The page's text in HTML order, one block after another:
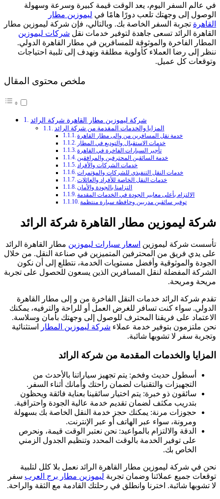
في عالم السفر اليوم، يعد الوقت قيمة كبيرة وسرعة وسهولة
الوصول إلى وجهتك تلعب دورًا هامًا في ليموزين مطار
القاهرة تجربة السفر الخاصة بك. وبالتالي، فإن شركة ليموزين مطار
القاهرة الرائد تسعى جاهدة لتوفير خدمات نقل شركات ليموزين
المطار الفاخرة والموثوقة للمسافرين في مطار القاهرة الدولي.
ننظر إلى رضا العملاء كأولوية مطلقة ونهدف إلى تلبية احتياجات
وتوقعات كل عميل.
ملخص محتوى المقال
شركة ليموزين مطار القاهرة شركة الرائد
المزايا والخدمات المقدمة من شركة الرائد
خدمة نقل المسافرين من وإلى مطار القاهرة
خدمات الاستقبال والتوديع في المطار
تأجير السيارات الفاخرة في القاهرة
خدمة السائقين المحترفين والمرافقين
خدمات الشركات والأفراد
خدمات النقل التنفيذي للشركات والمؤتمرات
خدمات النقل الخاصة للأفراد والعائلات
التزامنا بالجودة والأمان
الالتزام بأعلى معايير الجودة في الخدمات المقدمة
توفير سائقين مدربين وحافظة سيارة منتظمة
شركة ليموزين مطار القاهرة شركة الرائد
تأسست شركة ليموزين اسعار سيارات ليموزين مطار القاهرة الرائد
على يدي فريق من المحترفين المتميزين في صناعة النقل. من خلال
الجودة والموثوقية وأفضل مستويات الخدمة، نتطلع إلى أن نكون
الشركة المفضلة لنقل المسافرين الذين يسعون للحصول على تجربة
مريحة ومريحة.
تقدم شركة الرائد خدمات النقل الفاخرة من و إلى مطار القاهرة
الدولي. سواء كنت تسافر للغرض العمل أو للراحة والترفيه، يمكنك
الاعتماد على فريقنا المحترف للوصول إلى وجهتك بأمان وسلاسة.
نحن ملتزمون بتوفير خدمة عملاء شركة ليموزين المطار
استثنائية
وتجربة سفر لا تشوبها شائبة.
المزايا والخدمات المقدمة من شركة الرائد
أسطول حديث وفخم: يتم تجهيز سياراتنا بالأحدث من
التجهيزات والتقنيات لضمان راحتك وأمانك أثناء السفر.
سائقون ذو خبرة: يتم اختيار سائقينا بعناية فائقة ويحظون
بتدريب مكثف لضمان تقديم خدمة عالية الجودة واحترافية.
حجوزات مرنة: يمكنك حجز خدمة النقل الخاصة بك بسهولة
ومرونة، سواء عبر الهاتف أو عبر الإنترنت.
الدقة والالتزام بالمواعيد: نحن نعتبر الوقت قيمة، ونحرص
على توفير الخدمة بالوقت المحدد وتنظيم الجدول الزمني
الخاص بك.
نحن في شركة ليموزين مطار القاهرة الرائد نعمل بلا كلل لتلبية
توقعات جميع عملائنا وضمان تجربة ليموزين مطار برج العرب سفر
لا تشوبها شائبة. اخترنا وانطلق في رحلتك القادمة مع الثقة والراحة.